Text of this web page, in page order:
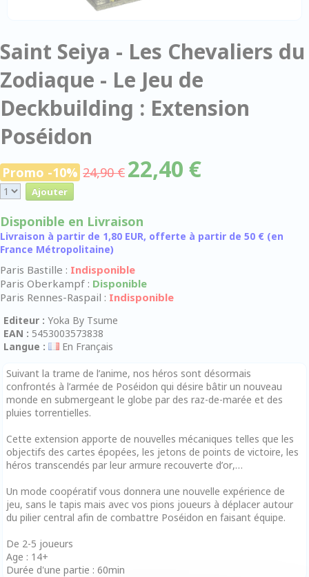
Saint Seiya - Les Chevaliers du
Zodiaque - Le Jeu de
Deckbuilding : Extension
Poséidon
Promo -10% 24,90 € 22,40 €
Disponible en Livraison
Livraison à partir de 1,80 EUR, offerte à partir de 50 € (en
France Métropolitaine)
Paris Bastille : Indisponible
Paris Oberkampf : Disponible
Paris Rennes-Raspail : Indisponible
Editeur : Yoka By Tsume
EAN : 5453003573838
Langue :
En Français
Suivant la trame de l’anime, nos héros sont désormais
confrontés à l’armée de Poséidon qui désire bâtir un nouveau
monde en submergeant le globe par des raz-de-marée et des
pluies torrentielles.
Cette extension apporte de nouvelles mécaniques telles que les
objectifs des cartes épopées, les jetons de points de victoire, les
héros transcendés par leur armure recouverte d’or,…
Un mode coopératif vous donnera une nouvelle expérience de
jeu, sans le tapis mais avec vos pions joueurs à déplacer autour
du pilier central afin de combattre Poséidon en faisant équipe.
De 2-5 joueurs
Age : 14+
Durée d'une partie : 60min